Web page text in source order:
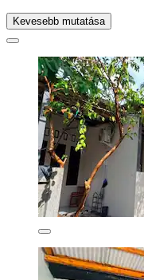
Kevesebb mutatása